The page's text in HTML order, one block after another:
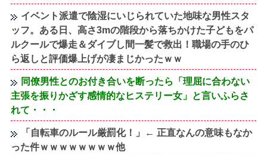
イベント派遣で陰湿にいじられていた地味な男性スタ
ッフ。ある日、高さ3mの階段から落ちかけた子どもをパ
ルクールで爆走＆ダイブし間一髪で救出！職場の手のひ
ら返しと評価爆上げが凄まじかったｗｗ
同僚男性とのお付き合いを断ったら「理屈に合わない
主張を振りかざす感情的なヒステリー女」と言いふらさ
れて・・・
「自転車のルール厳罰化！」← 正直なんの意味もなか
った件ｗｗｗｗｗｗｗｗ他